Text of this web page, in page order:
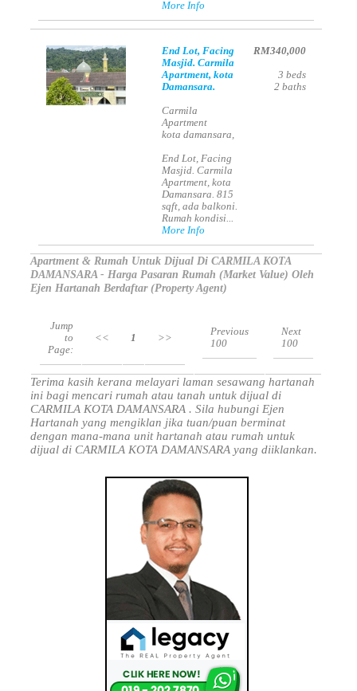
More Info
End Lot, Facing
Masjid. Carmila
Apartment, kota
Damansara.
Carmila
Apartment
kota damansara,
End Lot, Facing
Masjid. Carmila
Apartment, kota
Damansara. 815
sqft, ada balkoni.
Rumah kondisi...
More Info
RM340,000
3 beds
2 baths
Apartment & Rumah Untuk Dijual Di CARMILA KOTA
DAMANSARA - Harga Pasaran Rumah (Market Value) Oleh
Ejen Hartanah Berdaftar (Property Agent)
Jump
to
Page:
<< 1 >>
Previous
100
Next
100
Terima kasih kerana melayari laman sesawang hartanah
ini bagi mencari rumah atau tanah untuk dijual di
CARMILA KOTA DAMANSARA . Sila hubungi Ejen
Hartanah yang mengiklan jika tuan/puan berminat
dengan mana-mana unit hartanah atau rumah untuk
dijual di CARMILA KOTA DAMANSARA yang diiklankan.